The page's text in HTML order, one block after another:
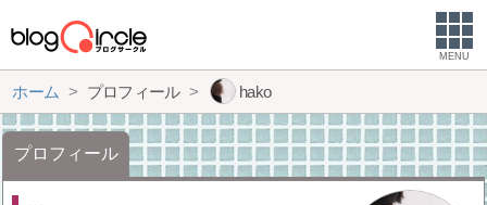
MENU
ホーム プロフィール hako
プロフィール